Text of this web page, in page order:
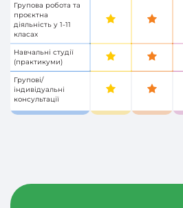
Групова робота та
проєктна
діяльність у 1-11
класах
Навчальні студії
(практикуми)
Групові/
індивідуальні
консультації